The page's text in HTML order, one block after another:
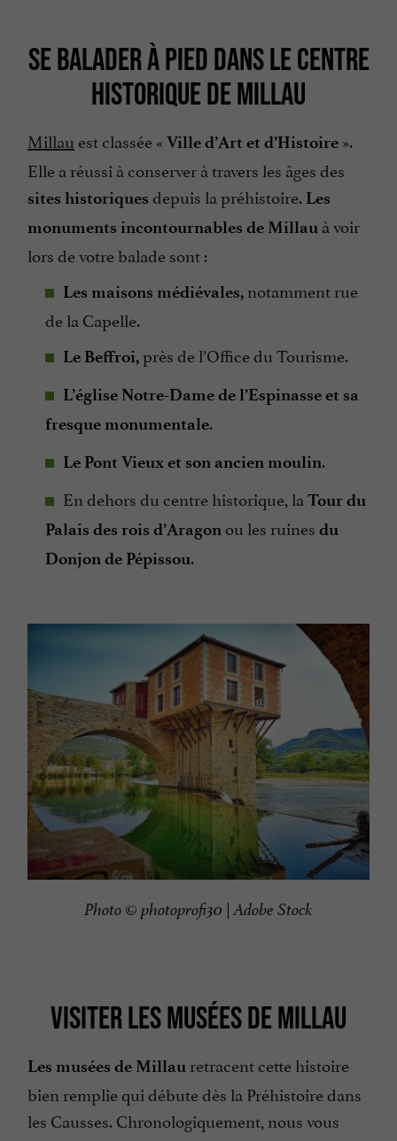
SE BALADER À PIED DANS LE CENTRE
HISTORIQUE DE MILLAU
Millau est classée « Ville d’Art et d’Histoire ».
Elle a réussi à conserver à travers les âges des
sites historiques depuis la préhistoire. Les
monuments incontournables de Millau à voir
lors de votre balade sont :
Les maisons médiévales, notamment rue
de la Capelle.
Le Beffroi,près de l’Office du Tourisme.
L’église Notre-Dame de l’Espinasse et sa
fresque monumentale.
Le Pont Vieux et son ancien moulin.
En dehors du centre historique, la Tour du
Palais des rois d’Aragon ou les ruines du
Donjon de Pépissou.
Photo © photoprofi30 | Adobe Stock
VISITER LES MUSÉES DE MILLAU
Les musées de Millau retracent cette histoire
bien remplie qui débute dès la Préhistoire dans
les Causses. Chronologiquement, nous vous